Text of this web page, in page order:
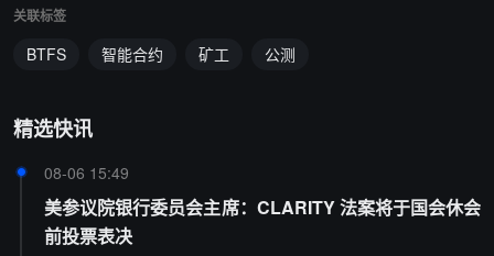
关联标签
BTFS 智能合约 矿工 公测
精选快讯
08-06 15:49
美参议院银行委员会主席：CLARITY 法案将于国会休会
前投票表决